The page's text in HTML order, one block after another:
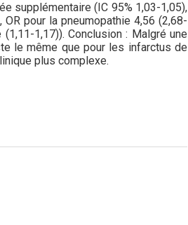
supplémentaire (IC 95% 1,03-1,05),
pour la pneumopathie 4,56 (2,68-
1,17)). Conclusion : Malgré une
le même que pour les infarctus de
plus complexe.